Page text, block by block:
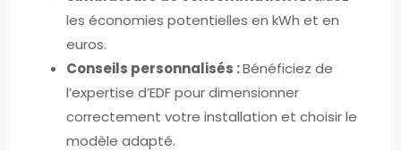
les économies potentielles en kWh et en
euros.
Conseils personnalisés :Bénéficiez de
l’expertise d’EDF pour dimensionner
correctement votre installation et choisir le
modèle adapté.